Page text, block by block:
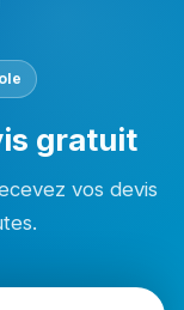
gratuit
vos devis